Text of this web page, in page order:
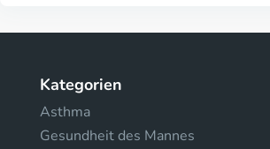
Kategorien
Asthma
Gesundheit des Mannes